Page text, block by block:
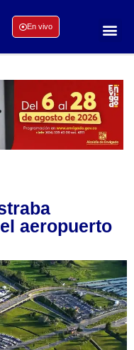
En vivo
aeropuerto